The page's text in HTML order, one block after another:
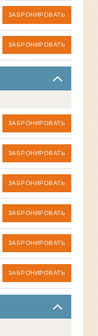
ЗАБРОНИРОВАТЬ
ЗАБРОНИРОВАТЬ
ЗАБРОНИРОВАТЬ
ЗАБРОНИРОВАТЬ
ЗАБРОНИРОВАТЬ
ЗАБРОНИРОВАТЬ
ЗАБРОНИРОВАТЬ
ЗАБРОНИРОВАТЬ